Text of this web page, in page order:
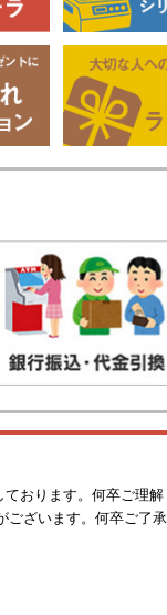
おります。何卒ご理解
ざいます。何卒ご了